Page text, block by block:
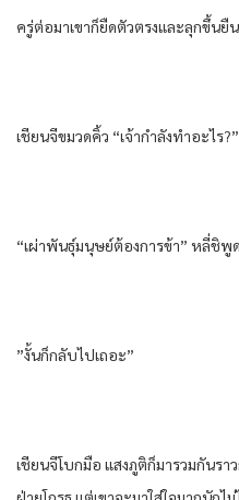
ครู่ต่อมาเขาก็ยืดตัวตรงและลุกขึ้นยืน
เชียนจีขมวดคิ้ว “เจ้ากำลังทำอะไร?”
“เผ่าพันธุ์มนุษย์ต้องการข้า” หลี่ชิพู
”งั้นก็กลับไปเถอะ”
เชียนจีโบกมือ แสงภูติก็มารวมกันร